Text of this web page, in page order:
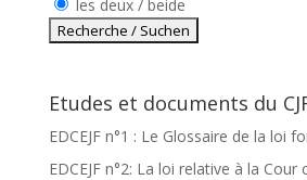
les deux / beide
Etudes et documents du
EDCEJF n°1 : Le Glossaire de la loi
EDCEJF n°2: La loi relative à la